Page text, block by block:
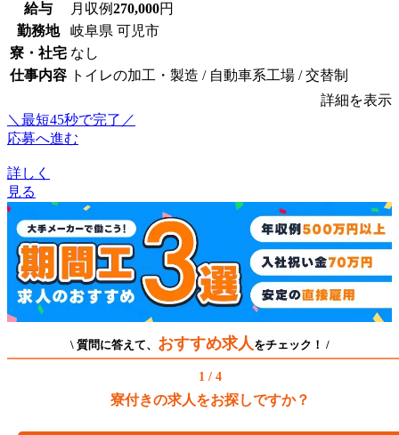
給与 月収例270,000円
勤務地
岐阜県 可児市
寮・社宅 なし
仕事内容 トイレの加工・製造 / 自動車系工場 / 交替制
詳細を表示
＼最短45秒で完了／
応募へ進む
詳しく
見る
\ 質問に答えて、 おすすめ求人 をチェック！ /
1 / 4
寮付きの求人をお探しですか？